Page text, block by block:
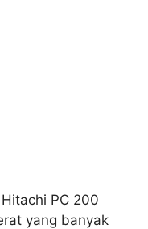
PC 200
yang banyak